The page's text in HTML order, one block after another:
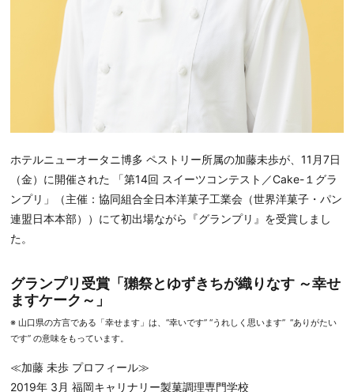
ホテルニューオータニ博多 ペストリー所属の加藤未歩が、11月7日
（金）に開催された 「第14回 スイーツコンテスト／Cake-１グラ
ンプリ」（主催：協同組合全日本洋菓子工業会（世界洋菓子・パン
連盟日本本部））にて初出場ながら『グランプリ』を受賞しまし
た。
グランプリ受賞「獺祭とゆずきちが織りなす ～幸せ
ますケーク～」
※ 山口県の方言である「幸せます」は、“幸いです” “うれしく思います” “ありがたい
です” の意味をもっています。
≪加藤 未歩 プロフィール≫
2019年 3月 福岡キャリナリー製菓調理専門学校